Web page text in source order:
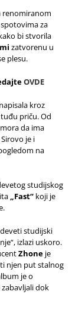
renomiranom
za
bi stvorila
zatvorenu u
plesu.
OVDE
kroz
priču. Od
da ima
je i
na
studijskog
„Fast“ koji je
deveti studijski
izlazi uskoro.
Zhone je
njen put stalnog
je o
dok